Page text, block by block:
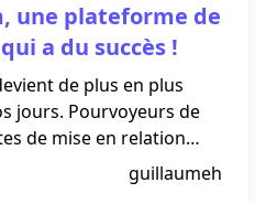
une plateforme de
a du succès !
de plus en plus
jours. Pourvoyeurs de
de mise en relation
se sont multipliés
facilitant ainsi la
guillaumeh